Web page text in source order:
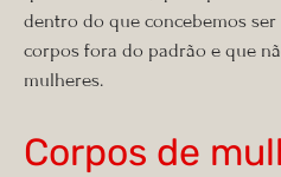
dentro do que concebemos
corpos fora do padrão e que
mulheres.
Corpos de